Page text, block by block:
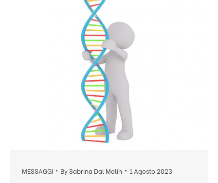
MESSAGGI BySabrina Dal Molin 1 Agosto 2023